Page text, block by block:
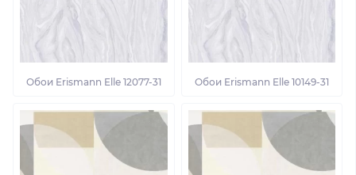
Обои Erismann Elle 12077-31 Обои Erismann Elle 10149-31